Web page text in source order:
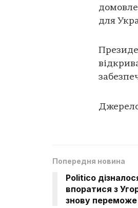
для
Попередня новина
Politico
впоратися з
знову переможе